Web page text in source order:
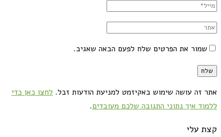
שמור את הפרטים שלח לפעם הבאה שאגיב.
אתר זה עושה שימוש באקיזמט למניעת הודעות זבל. לחצו כאן כדי
ללמוד איך נתוני התגובה שלכם מעובדים.
קצת עלי